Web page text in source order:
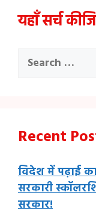
यहाँ सर्च
Search
Recent
विदेश में पढ़ाई
सरकारी
सरकार!